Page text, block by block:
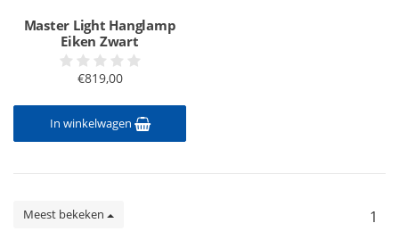
Master Light Hanglamp
Eiken Zwart
€819,00
In winkelwagen
Meest bekeken 1